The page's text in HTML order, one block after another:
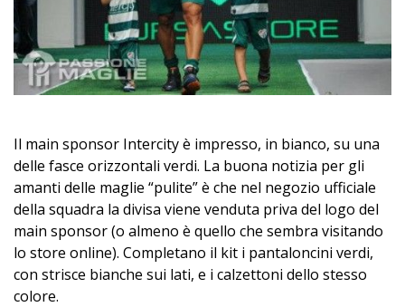
Il main sponsor Intercity è impresso, in bianco, su una
delle fasce orizzontali verdi. La buona notizia per gli
amanti delle maglie “pulite” è che nel negozio ufficiale
della squadra la divisa viene venduta priva del logo del
main sponsor (o almeno è quello che sembra visitando
lo store online). Completano il kit i pantaloncini verdi,
con strisce bianche sui lati, e i calzettoni dello stesso
colore.